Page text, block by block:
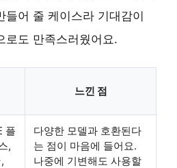
들어 줄 케이스라 기대감이
로도 만족스러웠어요.
느낀 점
플
,
다양한 모델과 호환된다
는 점이 마음에 들어요.
나중에 기변해도 사용할